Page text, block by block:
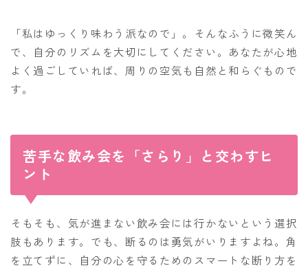
「私はゆっくり味わう派なので」。そんなふうに微笑ん
で、自分のリズムを大切にしてください。あなたが心地
よく過ごしていれば、周りの空気も自然と和らぐもので
す。
苦手な飲み会を「さらり」と交わすヒ
ント
そもそも、気が進まない飲み会には行かないという選択
肢もあります。でも、断るのは勇気がいりますよね。角
を立てずに、自分の心を守るためのスマートな断り方を